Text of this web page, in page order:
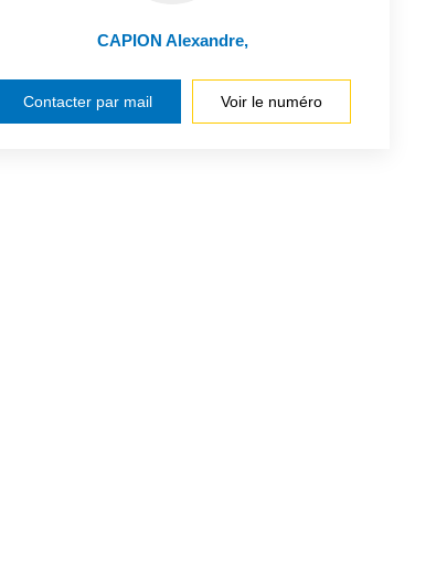
CAPION Alexandre,
Contacter par mail Voir le numéro